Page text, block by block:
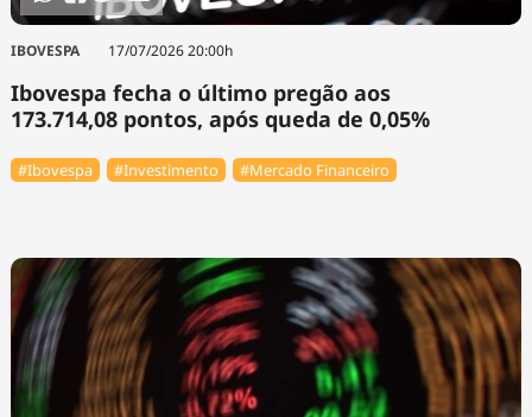
IBOVESPA 17/07/2026 20:00h
Ibovespa fecha o último pregão aos
173.714,08 pontos, após queda de 0,05%
#Ibovespa #Investimento #Mercado Financeiro